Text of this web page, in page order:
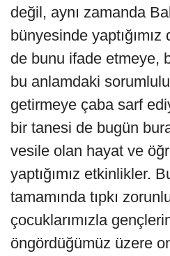
değil, aynı zamanda
bünyesinde
de bunu ifade etmeye,
bu anlamdaki
getirmeye çaba sarf
bir tanesi de bugün
vesile olan hayat ve
yaptığımız etkinlikler.
tamamında tıpkı
çocuklarımızla
öngördüğümüz üzere